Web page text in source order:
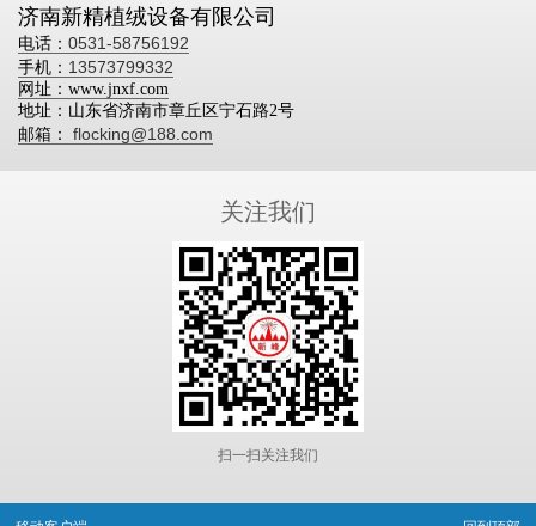
济南新精植绒设备有限公司
电话： 0531-58756192
手机： 13573799332
网址：www.jnxf.com
地址：山东省济南市章丘区宁石路2号
邮箱： flocking@188.com
关注我们
扫一扫关注我们